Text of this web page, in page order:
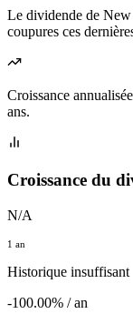
Le dividende de
coupures ces
Croissance
ans.
Croissance du
N/A
1 an
Historique insuffisant
-100.00% / an